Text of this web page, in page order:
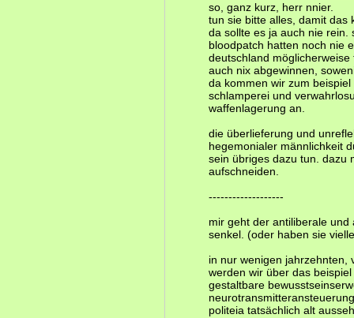
so, ganz kurz, herr nnier.
tun sie bitte alles, damit das
da sollte es ja auch nie rein.
bloodpatch hatten noch nie
deutschland
auch nix abgewinnen,
da kommen wir zum
schlamperei und
waffenlagerung an.
die überlieferung und
hegemonialer männlichkeit
sein übriges dazu tun. dazu
aufschneiden.
-------------------
mir geht der antiliberale
senkel. (oder haben sie
in nur wenigen jahrzehnten,
werden wir über das
gestaltbare
politeia tatsächlich alt